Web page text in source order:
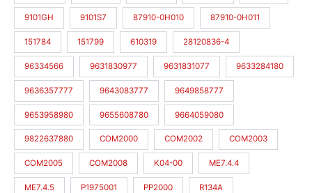
9101GH 9101S7 87910-0H010 87910-0H011
151784 151799 610319 28120836-4
96334566 9631830977 9631831077 9633284180
9636357777 9643083777 9649858777
9653958980 9655608780 9664059080
9822637880 COM2000 COM2002 COM2003
COM2005 COM2008 K04-00 ME7.4.4
ME7.4.5 P1975001 PP2000 R134A